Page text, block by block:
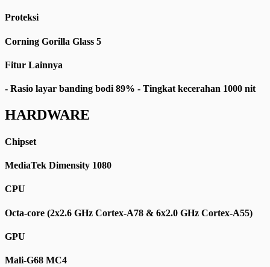
Proteksi
Corning Gorilla Glass 5
Fitur Lainnya
- Rasio layar banding bodi 89% - Tingkat kecerahan 1000 nit
HARDWARE
Chipset
MediaTek Dimensity 1080
CPU
Octa-core (2x2.6 GHz Cortex-A78 & 6x2.0 GHz Cortex-A55)
GPU
Mali-G68 MC4